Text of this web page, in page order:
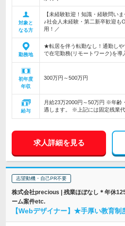
対象と
なる方
【未経験歓迎！知識・経験問い
♪社会人未経験・第二新卒歓迎も
用！／
勤務地
★転居を伴う転勤なし！通勤し
で在宅勤務(リモートワーク)を導
初年度
年収
300万円～500万円
給与
月給23万2000円～50万円 ※年齢
遇します。 ※上記には固定残業
求人詳細を見る
志望動機・自己PR不要
株式会社precious | 残業ほぼなし＊年休
ーム案件etc.
【Webデザイナー】★手厚い教育制